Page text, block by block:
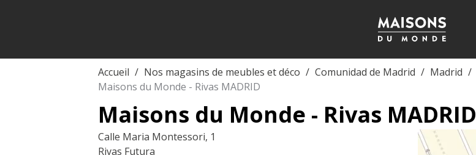
Accueil Nos magasins de meubles et déco Comunidad de Madrid Madrid
Maisons du Monde - Rivas MADRID
Maisons du Monde - Rivas MADRID
Calle Maria Montessori, 1
Rivas Futura